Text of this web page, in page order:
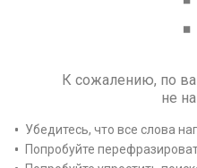
К сожалению, по
не
Убедитесь, что все слова
Попробуйте